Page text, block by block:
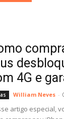
4G e
William Neves -
artigo especial,